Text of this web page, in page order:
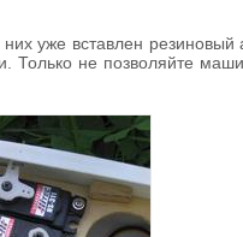
уже вставлен резиновый
не позволяйте